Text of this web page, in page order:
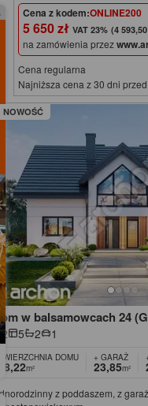
Cena z kodem:ONLINE200
5 650 zł (4
na zamówienia przez
Cena regularna
Najniższa cena z 30 dni
NOWOŚĆ
w balsamowcach 24
2 5 2 1
DOMU
m²
+ GARAŻ
23,85m²
z poddaszem, z